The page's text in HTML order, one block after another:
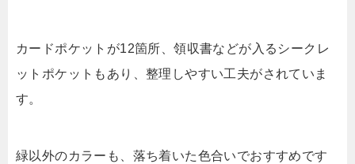
カードポケットが12箇所、領収書などが入るシークレ
ットポケットもあり、整理しやすい工夫がされていま
す。
緑以外のカラーも、落ち着いた色合いでおすすめです